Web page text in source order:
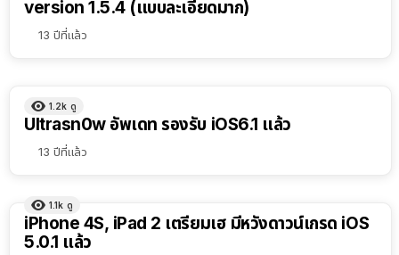
version 1.5.4 (แบบละเอียดมาก)
13 ปีที่แล้ว
1.2k ดู
Ultrasn0w อัพเดท รองรับ iOS6.1 แล้ว
13 ปีที่แล้ว
1.1k ดู
iPhone 4S, iPad 2 เตรียมเฮ มีหวังดาวน์เกรด iOS
5.0.1 แล้ว